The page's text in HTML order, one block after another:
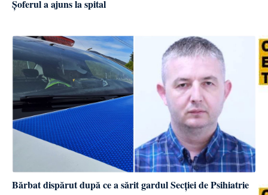
Șoferul a ajuns la spital
Bărbat dispărut după ce a sărit gardul Secției de Psihiatrie